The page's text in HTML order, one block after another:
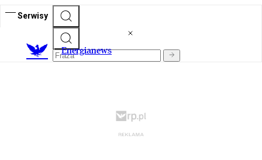
Serwisy
Energianews